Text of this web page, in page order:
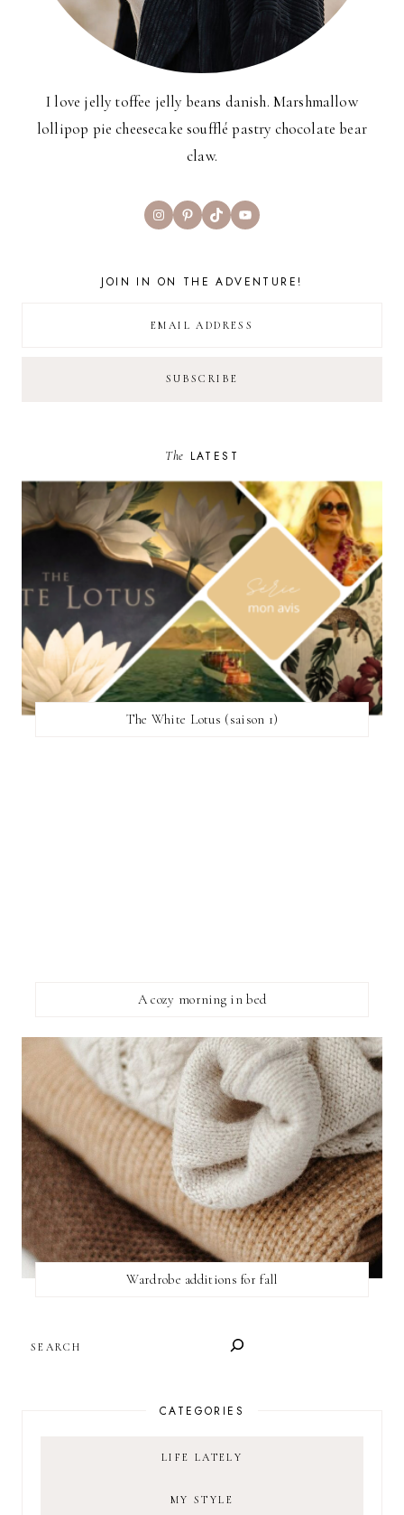
I love jelly toffee jelly beans danish. Marshmallow
lollipop pie cheesecake soufflé pastry chocolate bear
claw.
InstagramPinterest
TikTokYouTube
JOIN IN ON THE ADVENTURE!
The LATEST
The White Lotus (saison 1)
A cozy morning in bed
Wardrobe additions for fall
CATEGORIES
LIFE LATELY
MY STYLE